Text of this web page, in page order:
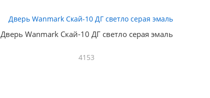
Дверь Wanmark Скай-10 ДГ светло серая эмаль
4153